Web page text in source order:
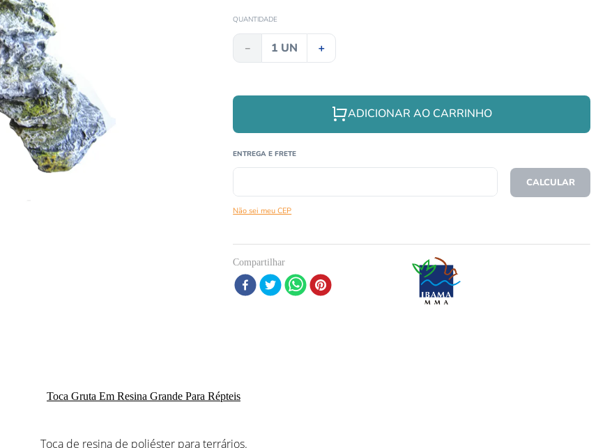
QUANTIDADE
＋
－
ADICIONAR AO CARRINHO
Não sei meu CEP
O FRETE
Compartilhar
Toca Gruta Em Resina Grande Para Répteis
Toca de resina de poliéster para terrários.
terrario
tartaruga
répteis
papagaio
cobra